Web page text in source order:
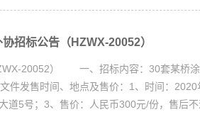
招标公告（HZWX-20052）
20052） 一、招标内容：30套某桥涂
件发售时间、地点及售价：1、时间：
道5号；3、售价：人民币300元/份，售后